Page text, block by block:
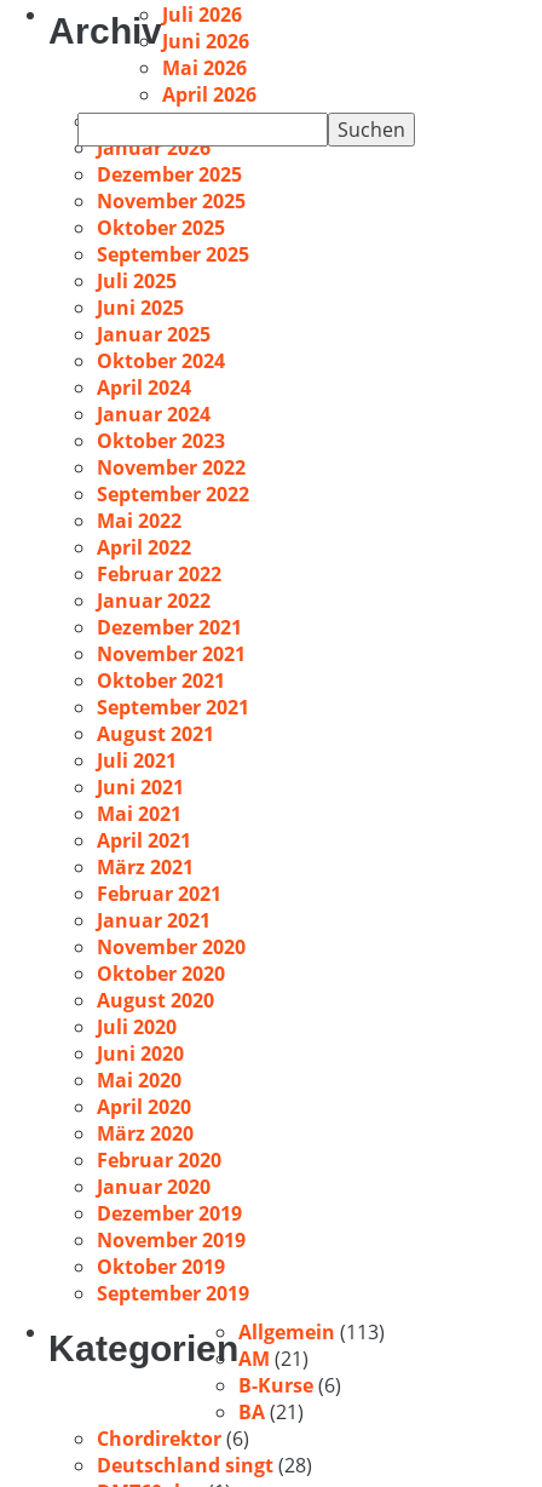
Suchen
nach:
ArchivJuli 2026
Juni 2026
Mai 2026
April 2026
Februar 2026
Januar 2026
Dezember 2025
November 2025
Oktober 2025
September 2025
Juli 2025
Juni 2025
Januar 2025
Oktober 2024
April 2024
Januar 2024
Oktober 2023
November 2022
September 2022
Mai 2022
April 2022
Februar 2022
Januar 2022
Dezember 2021
November 2021
Oktober 2021
September 2021
August 2021
Juli 2021
Juni 2021
Mai 2021
April 2021
März 2021
Februar 2021
Januar 2021
November 2020
Oktober 2020
August 2020
Juli 2020
Juni 2020
Mai 2020
April 2020
März 2020
Februar 2020
Januar 2020
Dezember 2019
November 2019
Oktober 2019
September 2019
KategorienAllgemein (113)
AM (21)
B-Kurse(6)
BA(21)
Chordirektor(6)
Deutschland singt(28)